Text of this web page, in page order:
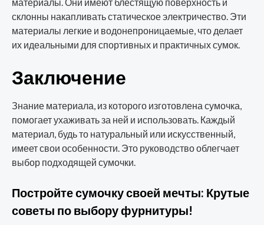
склонны накапливать статическое электричество. Эти
материалы легкие и водонепроницаемые, что делает
их идеальными для спортивных и практичных сумок.
Заключение
Знание материала, из которого изготовлена сумочка,
помогает ухаживать за ней и использовать. Каждый
материал, будь то натуральный или искусственный,
имеет свои особенности. Это руководство облегчает
выбор подходящей сумочки.
Постройте сумочку своей мечты: Крутые
советы по выбору фурнитуры!